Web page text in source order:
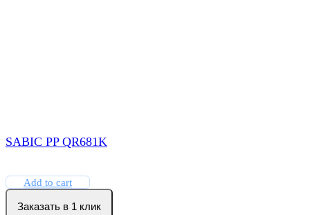
SABIC PP QR681K
Add to cart
Заказать в 1 клик